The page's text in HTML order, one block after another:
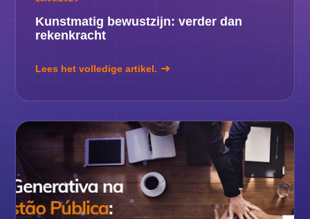
Kunstmatig bewustzijn: verder dan
rekenkracht
Lees het volledige artikel.